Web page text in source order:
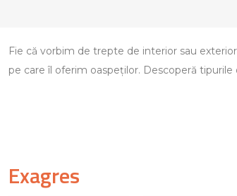
Fie că vorbim de trepte de interior sau
pe care îl oferim oaspeților. Descoperă
Exagres